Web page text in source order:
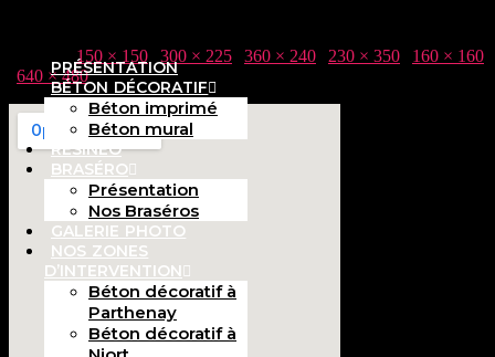
PRÉSENTATION
BÉTON DÉCORATIF
Béton imprimé
Béton mural
RÉSINEO
BRASÉRO
Présentation
Nos Braséros
GALERIE PHOTO
NOS ZONES
D’INTERVENTION
Béton décoratif à
Parthenay
Béton décoratif à
150 × 150 300 × 225 360 × 240 230 × 350
160 × 160
640 × 480